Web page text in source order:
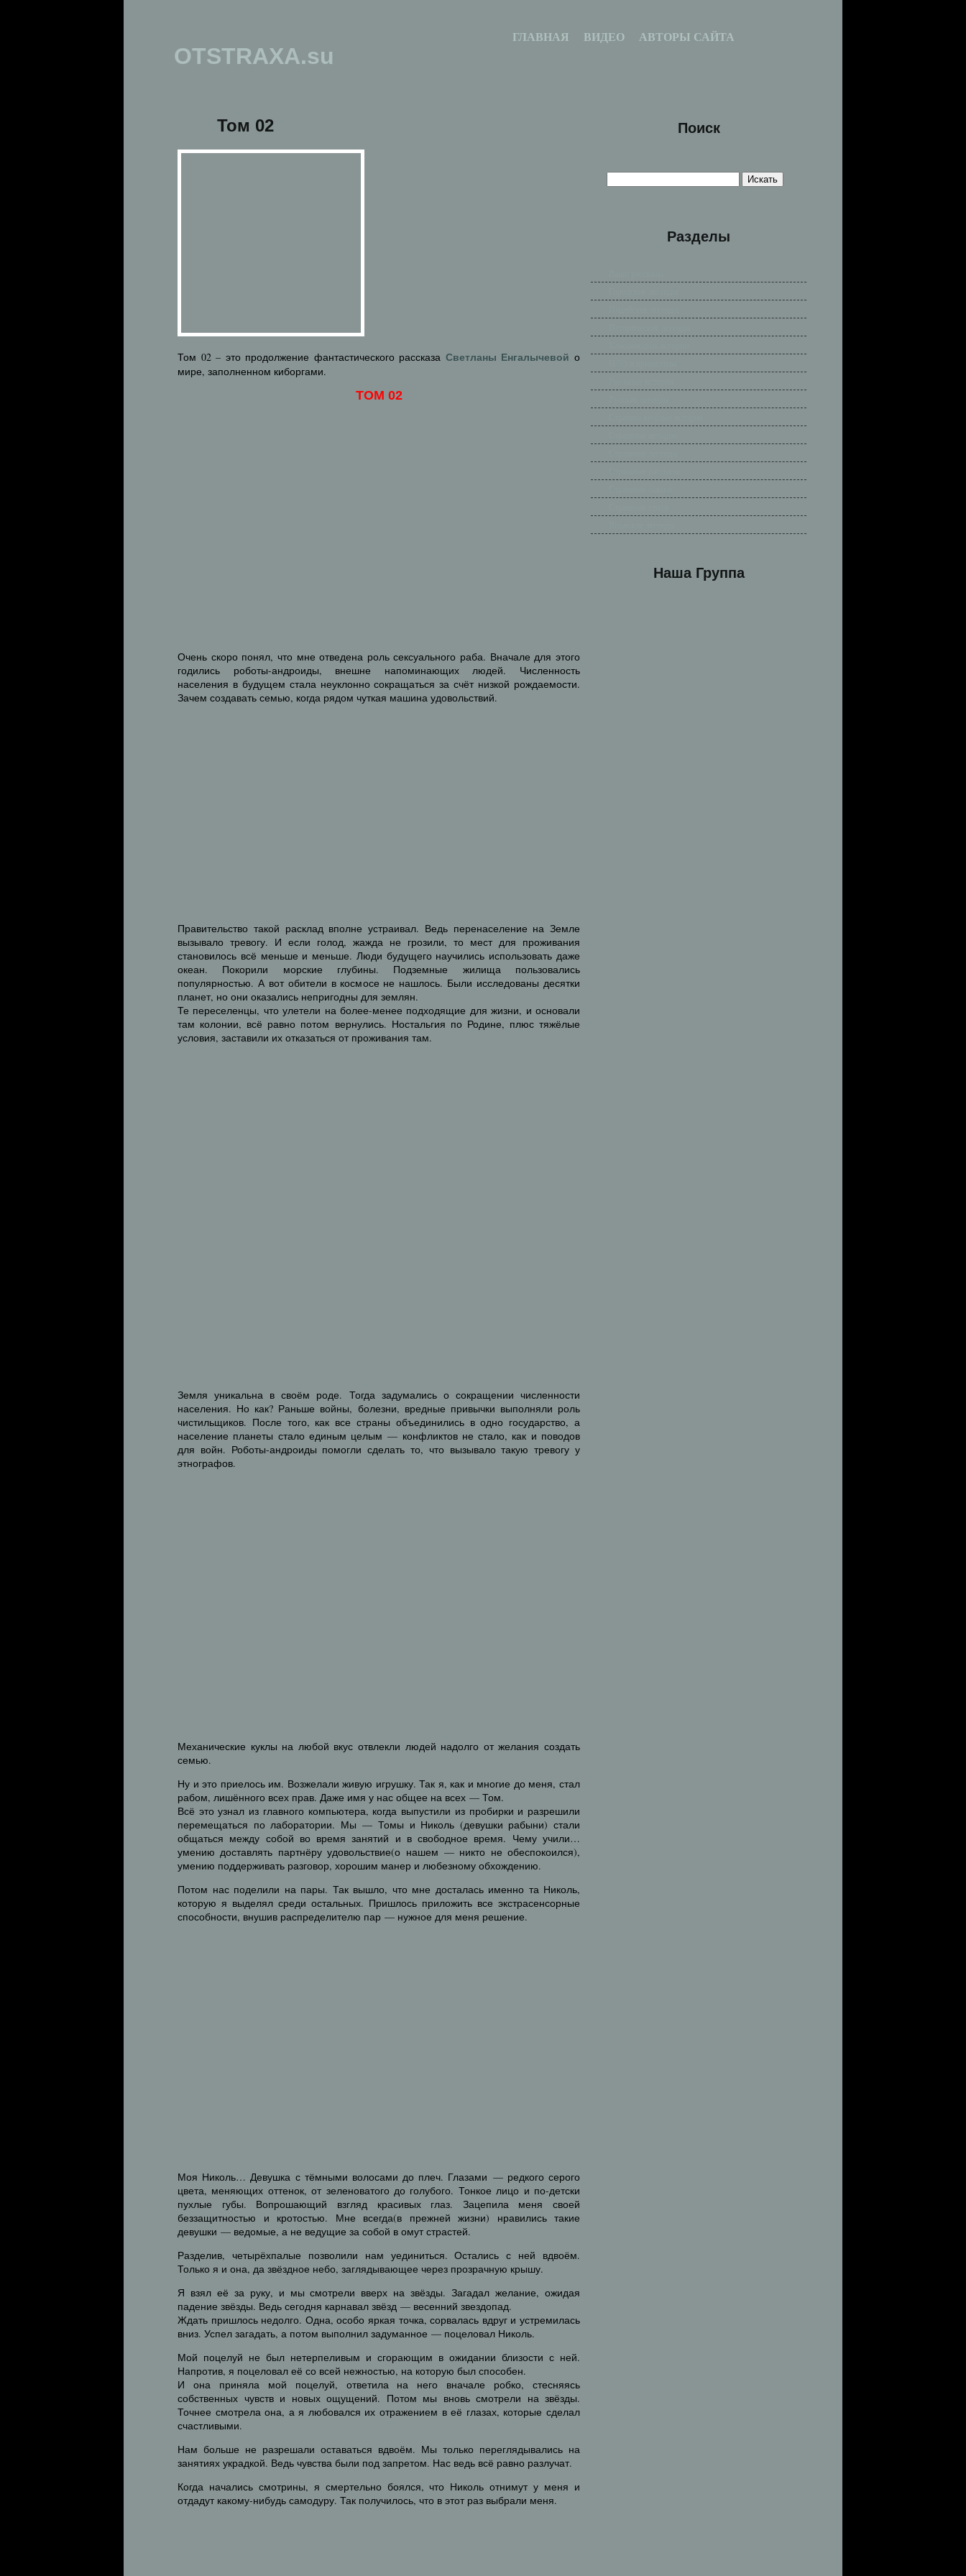
OTSTRAXA.su
ГЛАВНАЯ ВИДЕО АВТОРЫ САЙТА
Том 02
Том 02 – это продолжение фантастического рассказа Светланы Енгалычевой о
мире, заполненном киборгами.
ТОМ 02
Очень скоро понял, что мне отведена роль сексуального раба. Вначале для этого
годились роботы-андроиды, внешне напоминающих людей. Численность
населения в будущем стала неуклонно сокращаться за счёт низкой рождаемости.
Зачем создавать семью, когда рядом чуткая машина удовольствий.
Правительство такой расклад вполне устраивал. Ведь перенаселение на Земле
вызывало тревогу. И если голод, жажда не грозили, то мест для проживания
становилось всё меньше и меньше. Люди будущего научились использовать даже
океан. Покорили морские глубины. Подземные жилища пользовались
популярностью. А вот обители в космосе не нашлось. Были исследованы десятки
планет, но они оказались непригодны для землян.
Те переселенцы, что улетели на более-менее подходящие для жизни, и основали
там колонии, всё равно потом вернулись. Ностальгия по Родине, плюс тяжёлые
условия, заставили их отказаться от проживания там.
Земля уникальна в своём роде. Тогда задумались о сокращении численности
населения. Но как? Раньше войны, болезни, вредные привычки выполняли роль
чистильщиков. После того, как все страны объединились в одно государство, а
население планеты стало единым целым — конфликтов не стало, как и поводов
для войн. Роботы-андроиды помогли сделать то, что вызывало такую тревогу у
этнографов.
Механические куклы на любой вкус отвлекли людей надолго от желания создать
семью.
Ну и это приелось им. Возжелали живую игрушку. Так я, как и многие до меня, стал
рабом, лишённого всех прав. Даже имя у нас общее на всех — Том.
Всё это узнал из главного компьютера, когда выпустили из пробирки и разрешили
перемещаться по лаборатории. Мы — Томы и Николь (девушки рабыни) стали
общаться между собой во время занятий и в свободное время. Чему учили…
умению доставлять партнёру удовольствие(о нашем — никто не обеспокоился),
умению поддерживать разговор, хорошим манер и любезному обхождению.
Потом нас поделили на пары. Так вышло, что мне досталась именно та Николь,
которую я выделял среди остальных. Пришлось приложить все экстрасенсорные
способности, внушив распределителю пар — нужное для меня решение.
Моя Николь… Девушка с тёмными волосами до плеч. Глазами — редкого серого
цвета, меняющих оттенок, от зеленоватого до голубого. Тонкое лицо и по-детски
пухлые губы. Вопрошающий взгляд красивых глаз. Зацепила меня своей
беззащитностью и кротостью. Мне всегда(в прежней жизни) нравились такие
девушки — ведомые, а не ведущие за собой в омут страстей.
Разделив, четырёхпалые позволили нам уединиться. Остались с ней вдвоём.
Только я и она, да звёздное небо, заглядывающее через прозрачную крышу.
Я взял её за руку, и мы смотрели вверх на звёзды. Загадал желание, ожидая
падение звёзды. Ведь сегодня карнавал звёзд — весенний звездопад.
Ждать пришлось недолго. Одна, особо яркая точка, сорвалась вдруг и устремилась
вниз. Успел загадать, а потом выполнил задуманное — поцеловал Николь.
Мой поцелуй не был нетерпеливым и сгорающим в ожидании близости с ней.
Напротив, я поцеловал её со всей нежностью, на которую был способен.
И она приняла мой поцелуй, ответила на него вначале робко, стесняясь
собственных чувств и новых ощущений. Потом мы вновь смотрели на звёзды.
Точнее смотрела она, а я любовался их отражением в её глазах, которые сделал
счастливыми.
Нам больше не разрешали оставаться вдвоём. Мы только переглядывались на
занятиях украдкой. Ведь чувства были под запретом. Нас ведь всё равно разлучат.
Когда начались смотрины, я смертельно боялся, что Николь отнимут у меня и
отдадут какому-нибудь самодуру. Так получилось, что в этот раз выбрали меня.
Поиск
Разделы
Наша Группа